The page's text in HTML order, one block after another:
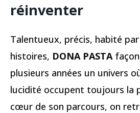
réinventer
Talentueux, précis, habité
histoires, DONA PASTA
plusieurs années un univers
lucidité occupent toujours la
cœur de son parcours, on